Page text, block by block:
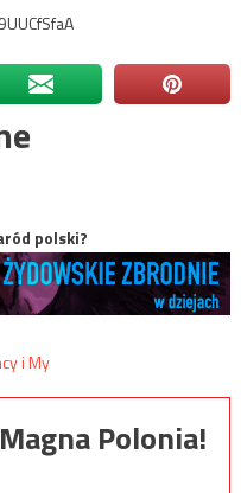
polski?
Polonia!